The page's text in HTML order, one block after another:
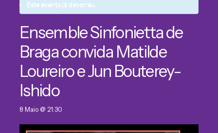
Este evento já decorreu.
Ensemble Sinfonietta de
Braga convida Matilde
Loureiro e Jun Bouterey-
Ishido
8 Maio @ 21:30